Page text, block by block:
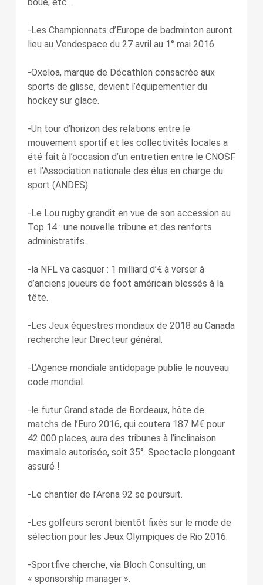
-Les Championnats d’Europe de badminton auront
lieu au Vendespace du 27 avril au 1° mai 2016.
-Oxeloa, marque de Décathlon consacrée aux
sports de glisse, devient l’équipementier du
hockey sur glace.
-Un tour d’horizon des relations entre le
mouvement sportif et les collectivités locales a
été fait à l’occasion d’un entretien entre le CNOSF
et l’Association nationale des élus en charge du
sport (ANDES).
-Le Lou rugby grandit en vue de son accession au
Top 14 : une nouvelle tribune et des renforts
administratifs.
-la NFL va casquer : 1 milliard d’€ à verser à
d’anciens joueurs de foot américain blessés à la
tête.
-Les Jeux équestres mondiaux de 2018 au Canada
recherche leur Directeur général.
-L’Agence mondiale antidopage publie le nouveau
code mondial.
-le futur Grand stade de Bordeaux, hôte de
matchs de l’Euro 2016, qui coutera 187 M€ pour
42 000 places, aura des tribunes à l’inclinaison
maximale autorisée, soit 35°. Spectacle plongeant
assuré !
-Le chantier de l’Arena 92 se poursuit.
-Les golfeurs seront bientôt fixés sur le mode de
sélection pour les Jeux Olympiques de Rio 2016.
-Sportfive cherche, via Bloch Consulting, un
« sponsorship manager ».